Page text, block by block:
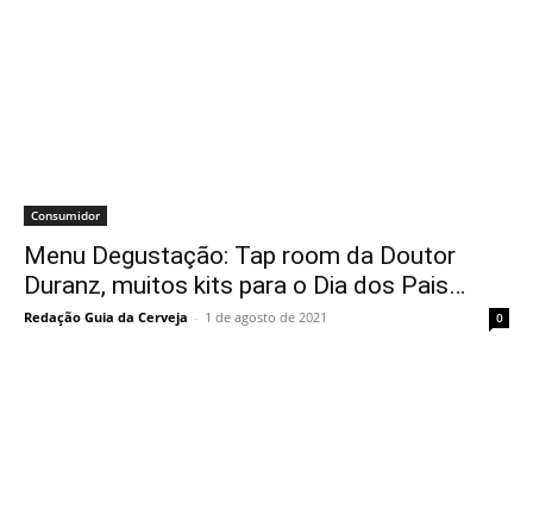
Consumidor
Menu Degustação: Tap room da Doutor
Duranz, muitos kits para o Dia dos Pais…
Redação Guia da Cerveja - 1 de agosto de 2021 0